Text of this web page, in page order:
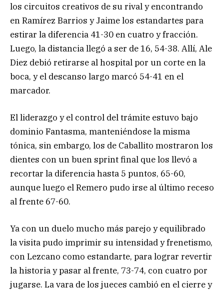
los circuitos creativos de su rival y encontrando
en Ramírez Barrios y Jaime los estandartes para
estirar la diferencia 41-30 en cuatro y fracción.
Luego, la distancia llegó a ser de 16, 54-38. Allí, Ale
Diez debió retirarse al hospital por un corte en la
boca, y el descanso largo marcó 54-41 en el
marcador.
El liderazgo y el control del trámite estuvo bajo
dominio Fantasma, manteniéndose la misma
tónica, sin embargo, los de Caballito mostraron los
dientes con un buen sprint final que los llevó a
recortar la diferencia hasta 5 puntos, 65-60,
aunque luego el Remero pudo irse al último receso
al frente 67-60.
Ya con un duelo mucho más parejo y equilibrado
la visita pudo imprimir su intensidad y frenetismo,
con Lezcano como estandarte, para lograr revertir
la historia y pasar al frente, 73-74, con cuatro por
jugarse. La vara de los jueces cambió en el cierre y